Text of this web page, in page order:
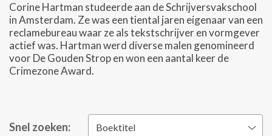
Corine Hartman studeerde aan de Schrijversvakschool
in Amsterdam. Ze was een tiental jaren eigenaar van een
reclamebureau waar ze als tekstschrijver en vormgever
actief was. Hartman werd diverse malen genomineerd
voor De Gouden Strop en won een aantal keer de
Crimezone Award.
Snel zoeken: Boektitel